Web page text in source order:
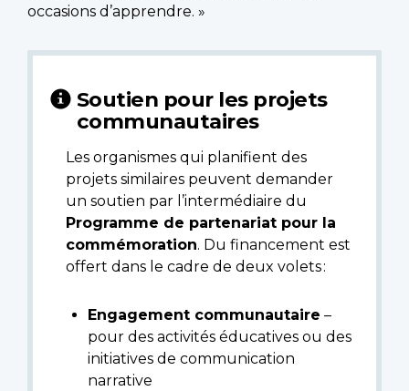
occasions d’apprendre. »
Soutien pour les projets
communautaires
Les organismes qui planifient des
projets similaires peuvent demander
un soutien par l’intermédiaire du
Programme de partenariat pour la
commémoration. Du financement est
offert dans le cadre de deux volets :
Engagement communautaire –
pour des activités éducatives ou des
initiatives de communication
narrative